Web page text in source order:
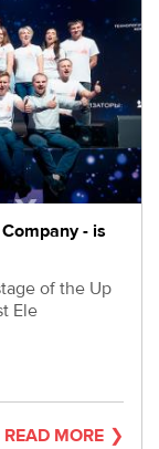
- is
of the Up
Ele
READ MORE